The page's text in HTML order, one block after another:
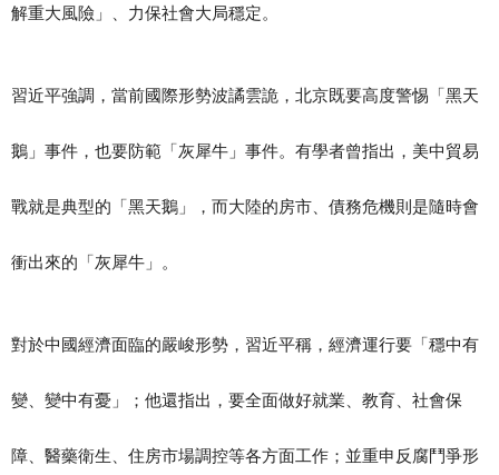
解重大風險」、力保社會大局穩定。
習近平強調，當前國際形勢波譎雲詭，北京既要高度警惕「黑天
鵝」事件，也要防範「灰犀牛」事件。有學者曾指出，美中貿易
戰就是典型的「黑天鵝」，而大陸的房市、債務危機則是隨時會
衝出來的「灰犀牛」。
對於中國經濟面臨的嚴峻形勢，習近平稱，經濟運行要「穩中有
變、變中有憂」；他還指出，要全面做好就業、教育、社會保
障、醫藥衛生、住房市場調控等各方面工作；並重申反腐鬥爭形